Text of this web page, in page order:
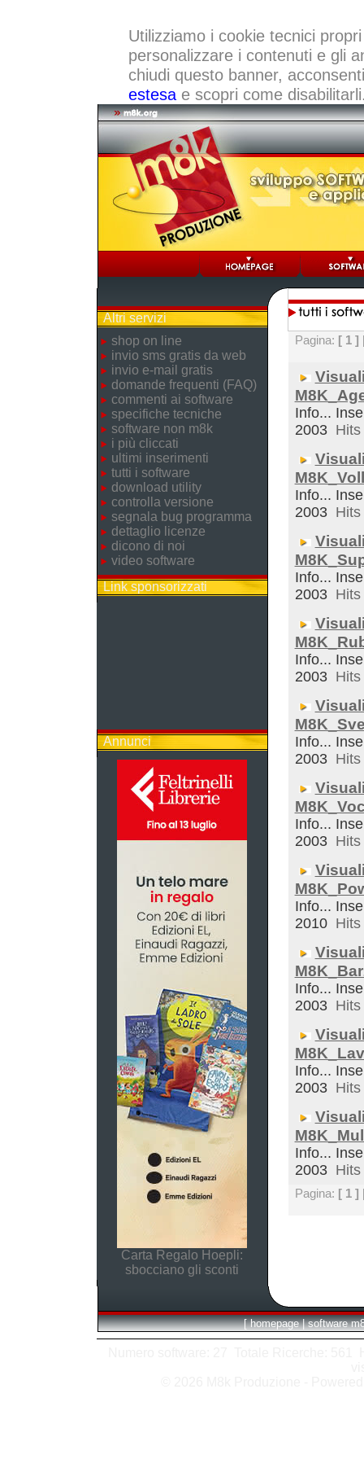
Utilizziamo i cookie tecnici
personalizzare i contenuti e gli
chiudi questo banner,
estesae scopri come
Altri servizi
shop on line
invio sms gratis da web
invio e-mail gratis
domande frequenti (FAQ)
commenti ai software
specifiche tecniche
software non m8k
i più cliccati
ultimi inserimenti
tutti i software
download utility
controlla versione
segnala bug programma
dettaglio licenze
dicono di noi
video software
Link sponsorizzati
Annunci
Carta Regalo Hoepli:
sbocciano gli sconti
Pagina: [ 1 ]
Info...
2003
Info...
2003
Info...
2003
Info...
2003
Info...
2003
Info...
2003
Info...
2010
Info...
2003
Info...
2003
Info...
2003
Pagina: [ 1 ]
[ homepage | software